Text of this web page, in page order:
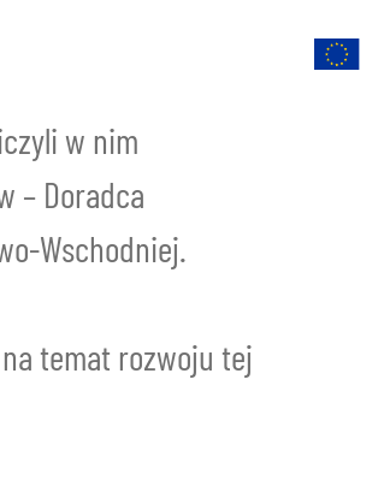
w nim
– Doradca
Wschodniej.
temat rozwoju tej